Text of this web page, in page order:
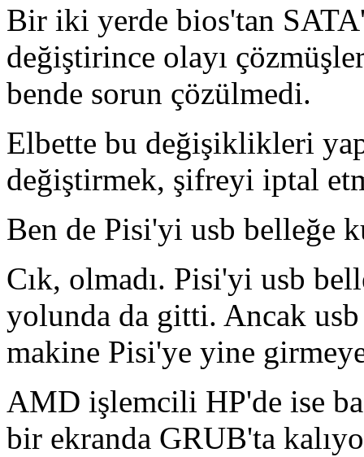
Bir iki yerde bios'tan
değiştirince olayı
bende sorun çözülmedi.
Elbette bu değişiklikleri
değiştirmek, şifreyi iptal
Ben de Pisi'yi usb belleğe
Cık, olmadı. Pisi'yi usb
yolunda da gitti. Ancak usb
makine Pisi'ye yine
AMD işlemcili HP'de ise
bir ekranda GRUB'ta